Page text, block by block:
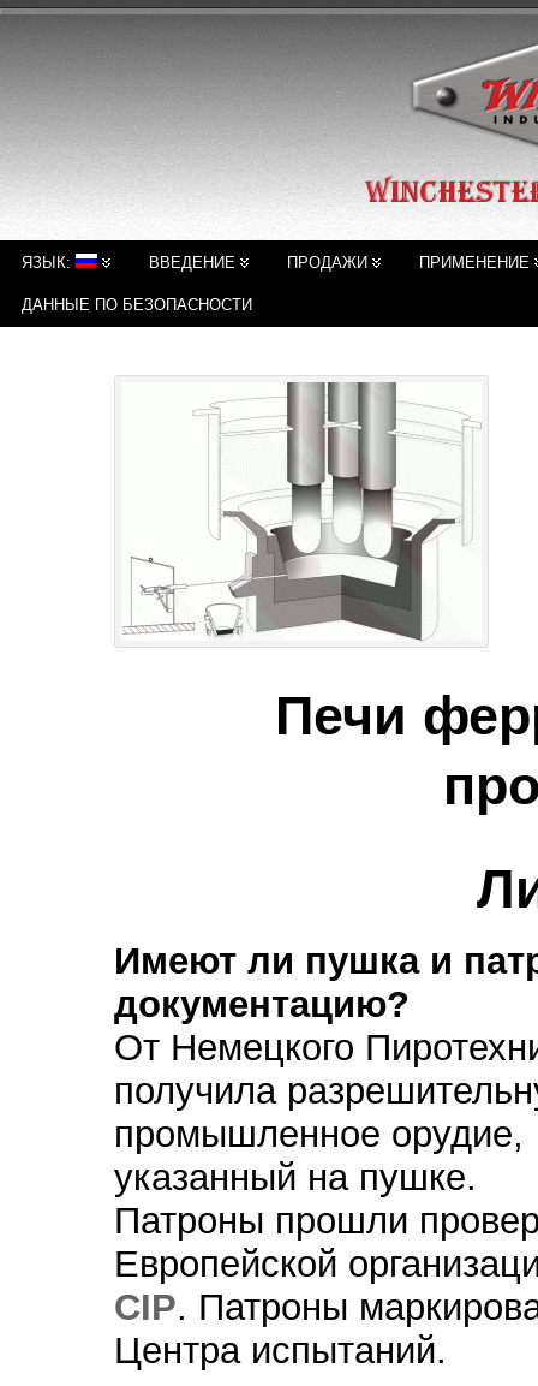
ЯЗЫК: ВВЕДЕНИЕ ПРОДАЖИ ПРИМЕНЕНИЕ
ДАННЫЕ ПО БЕЗОПАСНОСТИ
Печи
Имеют ли пушка и
документацию?
От Немецкого
получила
промышленное
указанный на пушке.
Патроны прошли
Европейской
CIP. Патроны
Центра испытаний.